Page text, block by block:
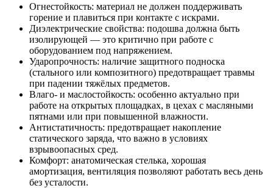
Огнестойкость: материал не должен поддерживать
горение и плавиться при контакте с искрами.
Диэлектрические свойства: подошва должна быть
изолирующей — это критично при работе с
оборудованием под напряжением.
Ударопрочность: наличие защитного подноска
(стального или композитного) предотвращает травмы
при падении тяжёлых предметов.
Влаго- и маслостойкость: особенно актуально при
работе на открытых площадках, в цехах с масляными
пятнами или при повышенной влажности.
Антистатичность: предотвращает накопление
статического заряда, что важно в условиях
взрывоопасных сред.
Комфорт: анатомическая стелька, хорошая
амортизация, вентиляция позволяют работать весь день
без усталости.